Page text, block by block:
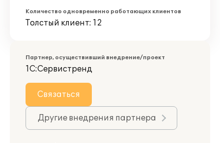
Количество одновременно работающих клиентов
Толстый клиент: 12
Партнер, осуществивший внедрение/проект
1С:Сервистренд
Связаться
Другие внедрения партнера